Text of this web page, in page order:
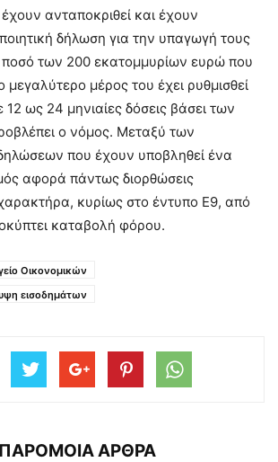
ανταποκριθεί και έχουν
δήλωση για την υπαγωγή τους
των 200 εκατομμυρίων ευρώ που
μεγαλύτερο μέρος του έχει ρυθμισθεί
ως 24 μηνιαίες δόσεις βάσει των
ο νόμος. Μεταξύ των
που έχουν υποβληθεί ένα
αφορά πάντως διορθώσεις
κυρίως στο έντυπο Ε9, από
καταβολή φόρου.
Οικονομικών
εισοδημάτων
ΠΑΡΟΜΟΙΑ ΑΡΘΡΑ